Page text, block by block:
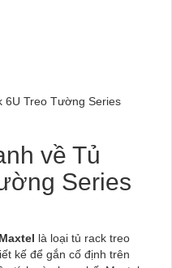
6U Treo Tường Series
về Tủ
Series
là loại tủ rack treo
kế để gắn cố định trên